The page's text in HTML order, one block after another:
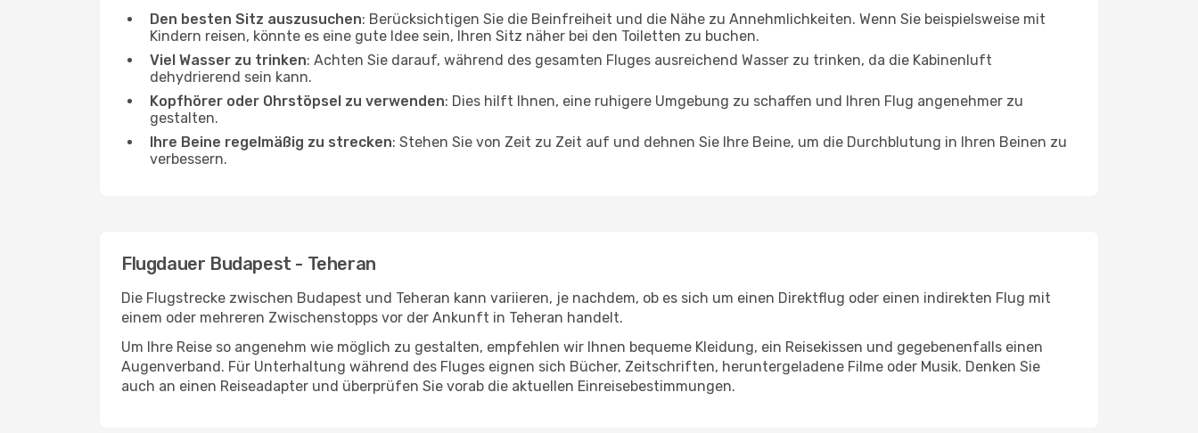
Den besten Sitz auszusuchen: Berücksichtigen Sie die Beinfreiheit und die Nähe zu Annehmlichkeiten. Wenn Sie beispielsweise mit
Kindern reisen, könnte es eine gute Idee sein, Ihren Sitz näher bei den Toiletten zu buchen.
Viel Wasser zu trinken: Achten Sie darauf, während des gesamten Fluges ausreichend Wasser zu trinken, da die Kabinenluft
dehydrierend sein kann.
Kopfhörer oder Ohrstöpsel zu verwenden: Dies hilft Ihnen, eine ruhigere Umgebung zu schaffen und Ihren Flug angenehmer zu
gestalten.
Ihre Beine regelmäßig zu strecken: Stehen Sie von Zeit zu Zeit auf und dehnen Sie Ihre Beine, um die Durchblutung in Ihren Beinen zu
verbessern.
Flugdauer Budapest - Teheran
Die Flugstrecke zwischen Budapest und Teheran kann variieren, je nachdem, ob es sich um einen Direktflug oder einen indirekten Flug mit
einem oder mehreren Zwischenstopps vor der Ankunft in Teheran handelt.
Um Ihre Reise so angenehm wie möglich zu gestalten, empfehlen wir Ihnen bequeme Kleidung, ein Reisekissen und gegebenenfalls einen
Augenverband. Für Unterhaltung während des Fluges eignen sich Bücher, Zeitschriften, heruntergeladene Filme oder Musik. Denken Sie
auch an einen Reiseadapter und überprüfen Sie vorab die aktuellen Einreisebestimmungen.